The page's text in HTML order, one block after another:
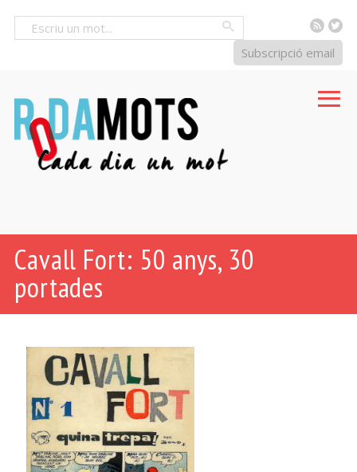
RSS
Subscripció email
Cavall Fort: 50 anys, 30
portades